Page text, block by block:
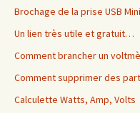
Brochage de la prise USB
Un lien très utile et gratuit…
Comment brancher un
Comment supprimer des
Calculette Watts, Amp, Volts